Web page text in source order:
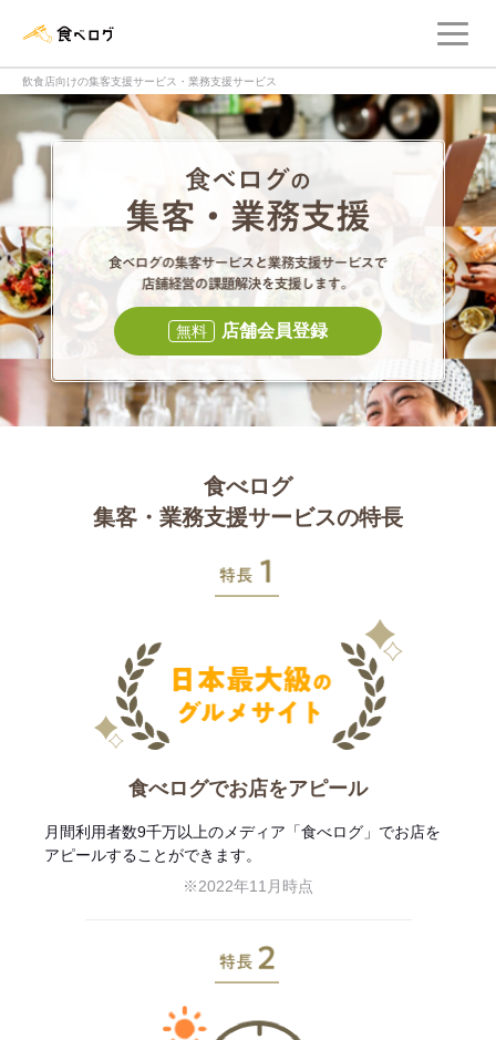
飲食店向けの集客支援サービス・業務支援サービス
食べログの集客
食べログの集
無料 店舗会員登録
食べログ
集客・業務支援サービスの特長
食べログでお店をアピール
月間利用者数9千万以上のメディア「食べログ」でお店を
アピールすることができます。
※2022年11月時点